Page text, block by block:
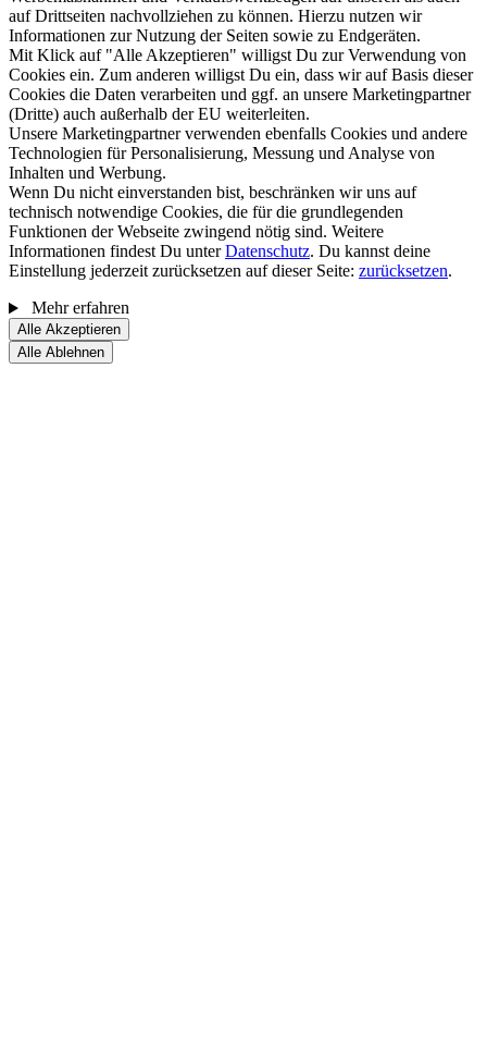
auf Drittseiten nachvollziehen zu können. Hierzu nutzen wir
Informationen zur Nutzung der Seiten sowie zu Endgeräten.
Mit Klick auf "Alle Akzeptieren" willigst Du zur Verwendung von
Cookies ein. Zum anderen willigst Du ein, dass wir auf Basis dieser
Cookies die Daten verarbeiten und ggf. an unsere Marketingpartner
(Dritte) auch außerhalb der EU weiterleiten.
Unsere Marketingpartner verwenden ebenfalls Cookies und andere
Technologien für Personalisierung, Messung und Analyse von
Inhalten und Werbung.
Wenn Du nicht einverstanden bist, beschränken wir uns auf
technisch notwendige Cookies, die für die grundlegenden
Funktionen der Webseite zwingend nötig sind. Weitere
Informationen findest Du unterDatenschutz. Du kannst deine
Einstellung jederzeit zurücksetzen auf dieser Seite: zurücksetzen.
Mehr erfahren
Alle Akzeptieren
Alle Ablehnen